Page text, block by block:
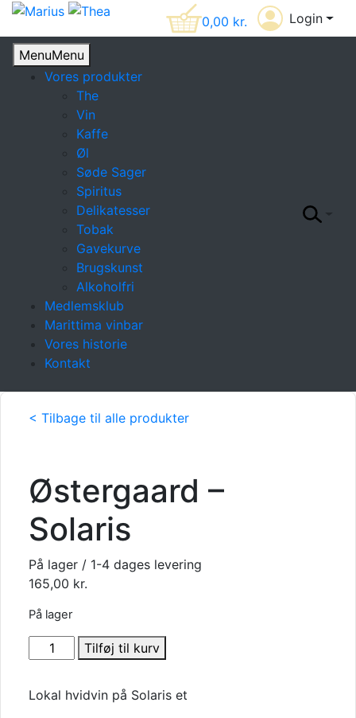
0,00 kr. Login
MenuMenu
Vores produkter
The
Vin
Kaffe
Øl
Søde Sager
Spiritus
Delikatesser
Tobak
Gavekurve
Brugskunst
Alkoholfri
Medlemsklub
Marittima vinbar
Vores historie
Kontakt
< Tilbage til alle produkter
Østergaard –
Solaris
På lager / 1-4 dages levering
165,00 kr.
På lager
Østergaard
-
antal
Tilføj til kurv
Lokal hvidvin på Solaris et